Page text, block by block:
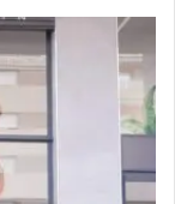
Bomo's
سلسلة
ألمانية
تنعش
المطاعم